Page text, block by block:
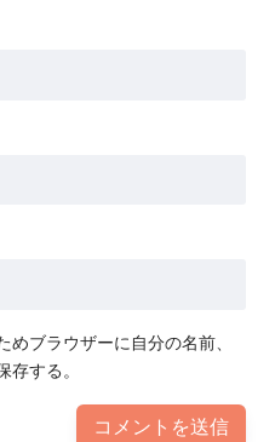
ブラウザーに自分の名前、
存する。